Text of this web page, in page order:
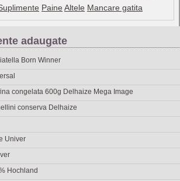
Paine Altele Mancare gatita
adaugate
Born Winner
congelata 600g Delhaize Mega Image
conserva Delhaize
Univer
Hochland